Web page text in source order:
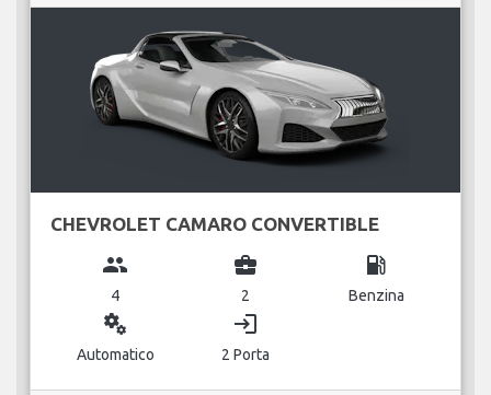
CHEVROLET CAMARO CONVERTIBLE
group
4
business_center
2
local_gas_station
Benzina
miscellaneous_services
Automatico
login
2 Porta